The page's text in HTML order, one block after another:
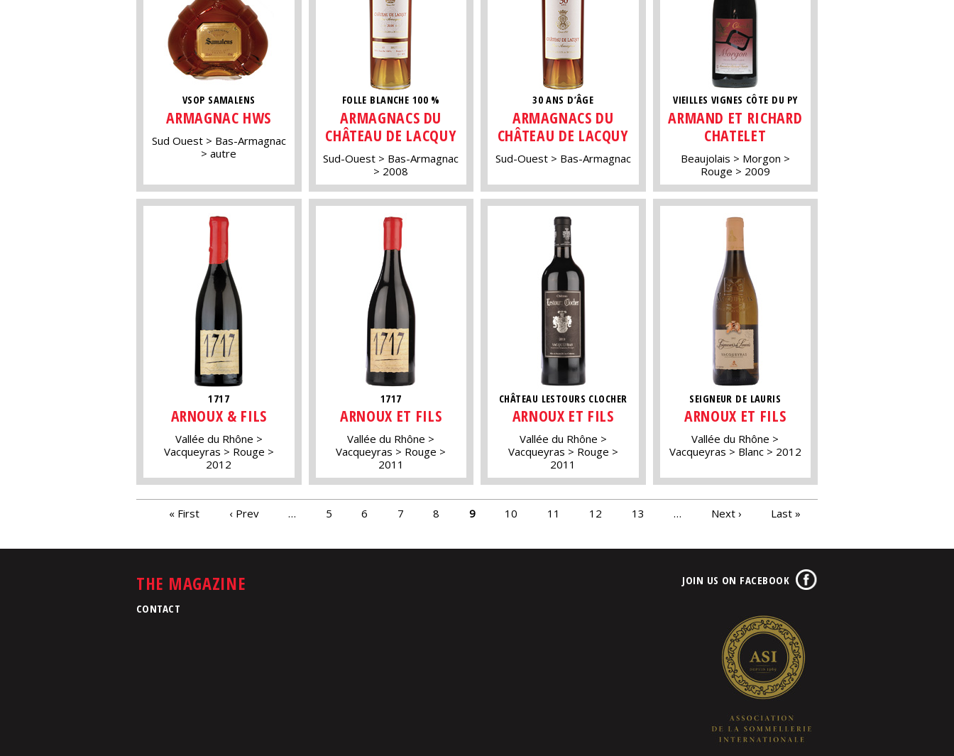
VSOP SAMALENS
ARMAGNAC HWS
Sud Ouest
Bas-Armagnac
autre
FOLLE BLANCHE 100 %
ARMAGNACS DU
CHÂTEAU DE LACQUY
Sud-Ouest
Bas-Armagnac
2008
30 ANS D’ÂGE
ARMAGNACS DU
CHÂTEAU DE LACQUY
Sud-Ouest Bas-Armagnac
VIEILLES VIGNES CÔTE DU PY
ARMAND ET RICHARD
CHATELET
Beaujolais
Morgon
Rouge
2009
1717
ARNOUX & FILS
Vallée du Rhône
Vacqueyras
Rouge
2012
1717
ARNOUX ET FILS
Vallée du Rhône
Vacqueyras
Rouge
2011
CHÂTEAU LESTOURS CLOCHER
ARNOUX ET FILS
Vallée du Rhône
Vacqueyras
Rouge
2011
SEIGNEUR DE LAURIS
ARNOUX ET FILS
Vallée du Rhône
Vacqueyras
Blanc 2012
PAGES« First ‹ Prev … 5 6 7 8 9 10 11 12 13 … Next › Last »
THE MAGAZINE
CONTACT
JOIN US ON FACEBOOK